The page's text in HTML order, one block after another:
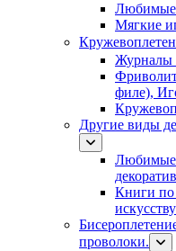
Мягкие
Журналы
филе),
Другие виды
Любимые
Книги по
искусству
проволоки.